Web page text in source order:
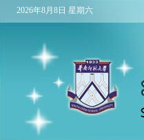
2026年8月8日 星期六